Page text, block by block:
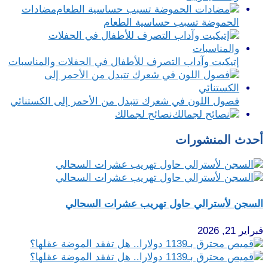
مضادات
الحموضة تسبب حساسية الطعام
إتيكيت وآداب التصرف للأطفال في الحفلات والمناسبات
فصول اللون في شعرك تتبدل من الأحمر إلى الكستنائي
نصائح لجمالك
أحدث المنشورات
السجن لأسترالي حاول تهريب عشرات السحالي
فبراير 21, 2026